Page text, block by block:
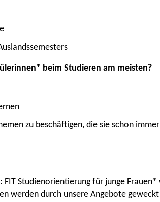
beim Studieren am meisten?
zu beschäftigen, die sie schon
FIT Studienorientierung für junge
werden durch unsere Angebote